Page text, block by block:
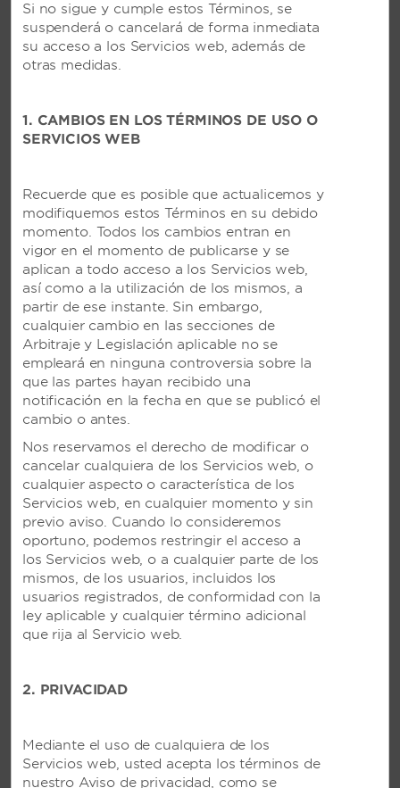
VIVA FORTUNA BEACH BY
WYNDHAM, UN TRADEMARK
ALL-INCLUSIVE RESORT EN
FREEPORT, BAHAMAS
Espectacular resort de 10,5 hectáreas junto
a la playa con una refrescante piscina y tres
restaurantes internacionales
VER RESORT
Si no sigue y cumple estos Términos, se
suspenderá o cancelará de forma inmediata
su acceso a los Servicios web, además de
otras medidas.
1. CAMBIOS EN LOS TÉRMINOS DE USO O
SERVICIOS WEB
Recuerde que es posible que actualicemos y
modifiquemos estos Términos en su debido
momento. Todos los cambios entran en
vigor en el momento de publicarse y se
aplican a todo acceso a los Servicios web,
así como a la utilización de los mismos, a
partir de ese instante. Sin embargo,
cualquier cambio en las secciones de
Arbitraje y Legislación aplicable no se
empleará en ninguna controversia sobre la
que las partes hayan recibido una
notificación en la fecha en que se publicó el
cambio o antes.
Nos reservamos el derecho de modificar o
cancelar cualquiera de los Servicios web, o
cualquier aspecto o característica de los
Servicios web, en cualquier momento y sin
previo aviso. Cuando lo consideremos
oportuno, podemos restringir el acceso a
los Servicios web, o a cualquier parte de los
mismos, de los usuarios, incluidos los
usuarios registrados, de conformidad con la
ley aplicable y cualquier término adicional
que rija al Servicio web.
2. PRIVACIDAD
Mediante el uso de cualquiera de los
Servicios web, usted acepta los términos de
nuestro Aviso de privacidad, como se